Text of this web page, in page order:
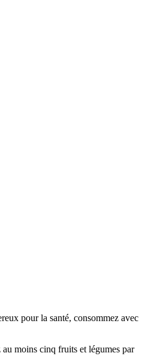
pour la santé, consommez avec
moins cinq fruits et légumes par